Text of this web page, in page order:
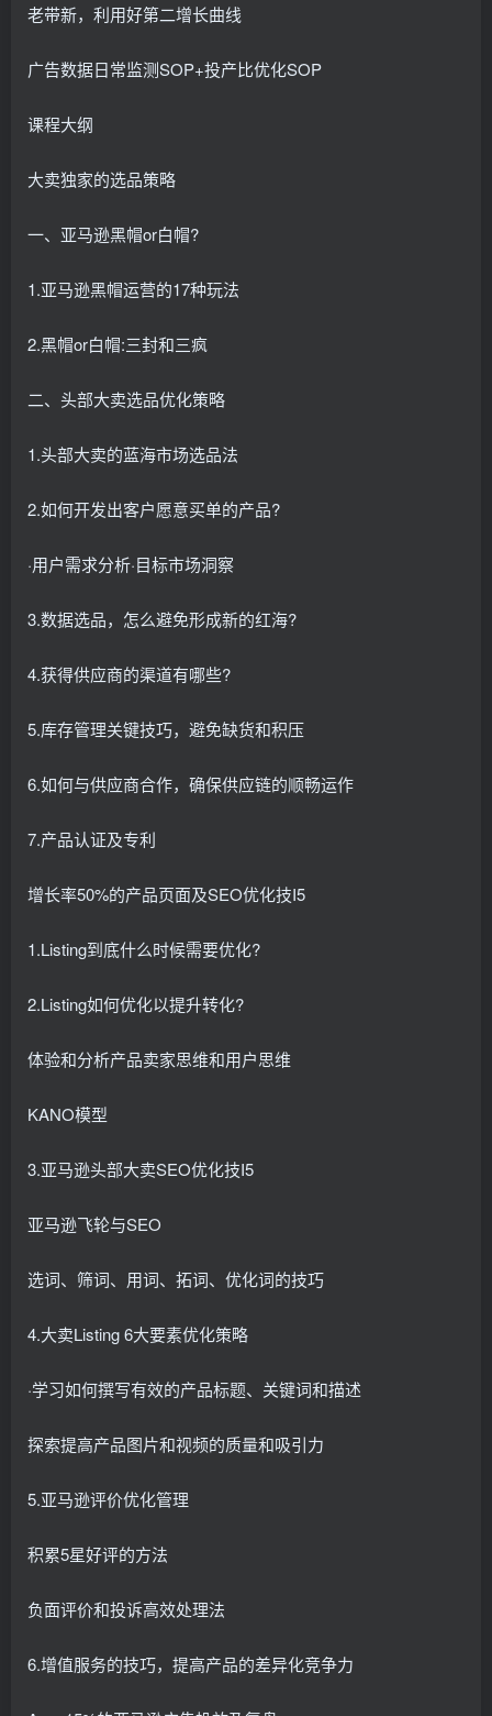
老带新，利用好第二增长曲线
广告数据日常监测SOP+投产比优化SOP
课程大纲
大卖独家的选品策略
一、亚马逊黑帽or白帽?
1.亚马逊黑帽运营的17种玩法
2.黑帽or白帽:三封和三疯
二、头部大卖选品优化策略
1.头部大卖的蓝海市场选品法
2.如何开发出客户愿意买单的产品?
·用户需求分析·目标市场洞察
3.数据选品，怎么避免形成新的红海?
4.获得供应商的渠道有哪些?
5.库存管理关键技巧，避免缺货和积压
6.如何与供应商合作，确保供应链的顺畅运作
7.产品认证及专利
增长率50%的产品页面及SEO优化技I5
1.Listing到底什么时候需要优化?
2.Listing如何优化以提升转化?
体验和分析产品卖家思维和用户思维
KANO模型
3.亚马逊头部大卖SEO优化技I5
亚马逊飞轮与SEO
选词、筛词、用词、拓词、优化词的技巧
4.大卖Listing 6大要素优化策略
·学习如何撰写有效的产品标题、关键词和描述
探索提高产品图片和视频的质量和吸引力
5.亚马逊评价优化管理
积累5星好评的方法
负面评价和投诉高效处理法
6.增值服务的技巧，提高产品的差异化竞争力